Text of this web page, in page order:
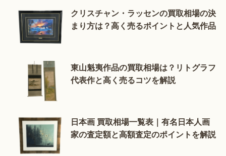
クリスチャン・ラッセンの買取相場の決
まり方は？高く売るポイントと人気作品
東山魁夷作品の買取相場は？リトグラフ
代表作と高く売るコツを解説
日本画 買取相場一覧表｜有名日本人画
家の査定額と高額査定のポイントを解説